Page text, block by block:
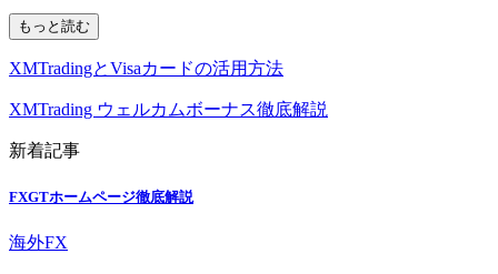
もっと読む
XMTradingとVisaカードの活用方法
XMTrading ウェルカムボーナス徹底解説
新着記事
FXGTホームページ徹底解説
海外FX